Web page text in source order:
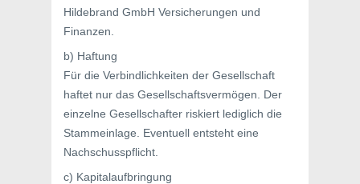
Hildebrand GmbH Versicherungen und
Finanzen.
b) Haftung
Für die Verbindlichkeiten der Gesellschaft
haftet nur das Gesellschaftsvermögen. Der
einzelne Gesellschafter riskiert lediglich die
Stammeinlage. Eventuell entsteht eine
Nachschusspflicht.
c) Kapitalaufbringung